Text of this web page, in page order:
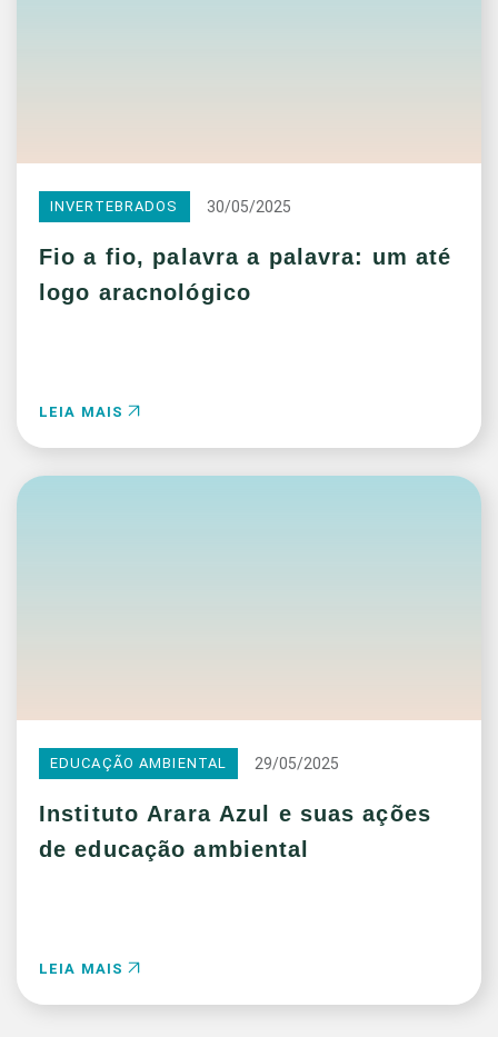
INVERTEBRADOS 30/05/2025
Fio a fio, palavra a palavra: um até
logo aracnológico
LEIA MAIS
EDUCAÇÃO AMBIENTAL 29/05/2025
Instituto Arara Azul e suas ações
de educação ambiental
LEIA MAIS